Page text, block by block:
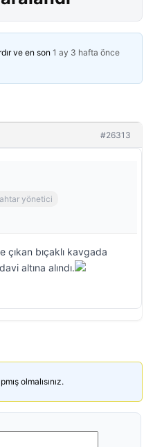
ve en son 1 ay 3 hafta önce
#26313
yönetici
çıkan bıçaklı kavgada
altına alındı.
olmalısınız.